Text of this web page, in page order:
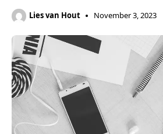
Lies van Hout November 3, 2023